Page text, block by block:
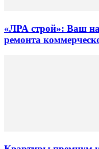
«ЛРА строй»: Ваш
ремонта